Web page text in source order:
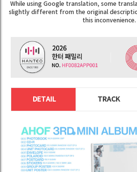
While using Google translation, some
slightly different from the original
this inconvenience.
DETAIL TRACK